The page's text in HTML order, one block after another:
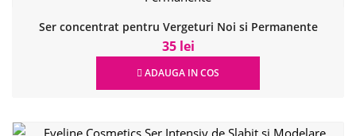
Ser concentrat pentru Vergeturi Noi si Permanente
35 lei
ADAUGA IN COS